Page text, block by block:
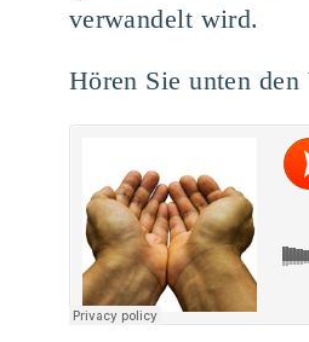
verwandelt wird.
Hören Sie unten